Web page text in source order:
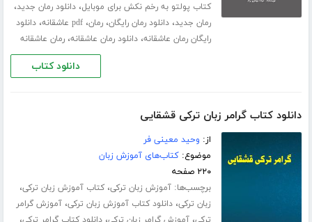
کتاب پولتو به رخم نکش برای موبایل،دانلود رمان جدید،
رمان جدید،دانلود رمان رایگان،رمان،pdf عاشقانه ،دانلود
رایگان رمان عاشقانه،دانلود رمان عاشقانه،رمان عاشقانه
دانلود کتاب
دانلود کتاب گرامر زبان ترکی قشقایی
از: وحید معینی فر
موضوع:کتاب‌های آموزش زبان
۲۲۰ صفحه
برچسب‌ها:آموزش زبان ترکی،کتاب آموزش زبان ترکی،
زبان ترکی،دانلود کتاب آموزش زبان ترکی،آموزش گرامر